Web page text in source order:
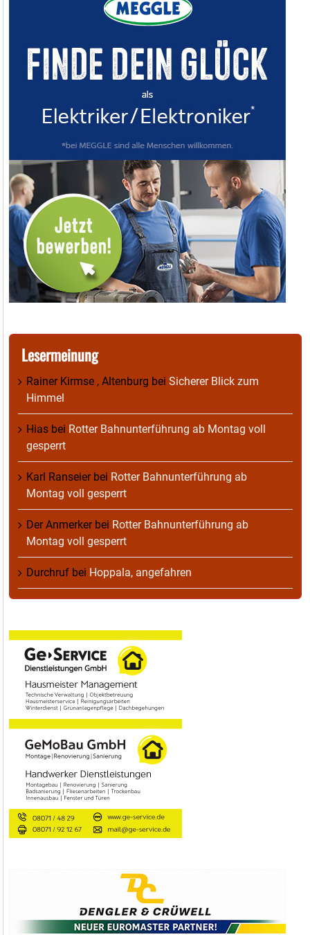
Lesermeinung
Rainer Kirmse , Altenburg bei Sicherer Blick zum
Himmel
Hias bei Rotter Bahnunterführung ab Montag voll
gesperrt
Karl Ranseierbei Rotter Bahnunterführung ab
Montag voll gesperrt
Der Anmerkerbei Rotter Bahnunterführung ab
Montag voll gesperrt
Durchruf bei Hoppala, angefahren